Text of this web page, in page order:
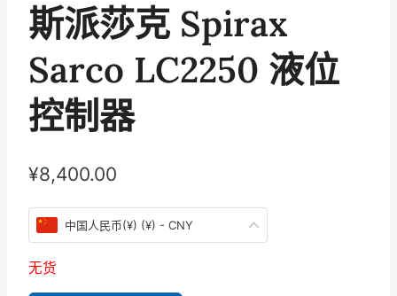
斯派莎克 Spirax
Sarco LC2250 液位
控制器
¥8,400.00
中国人民币(¥) (¥) - CNY
无货